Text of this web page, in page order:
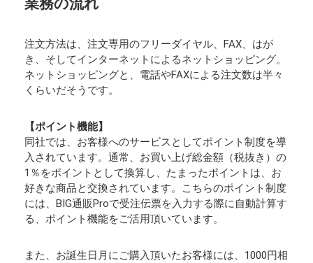
業務の流れ
注文方法は、注文専用のフリーダイヤル、FAX、はが
き、そしてインターネットによるネットショッピング。
ネットショッピングと、電話やFAXによる注文数は半々
くらいだそうです。
【ポイント機能】
同社では、お客様へのサービスとしてポイント制度を導
入されています。通常、お買い上げ総金額（税抜き）の
1％をポイントとして換算し、たまったポイントは、お
好きな商品と交換されています。こちらのポイント制度
には、BIG通販Proで受注伝票を入力する際に自動計算す
る、ポイント機能をご活用頂いています。
また、お誕生日月にご購入頂いたお客様には、1000円相